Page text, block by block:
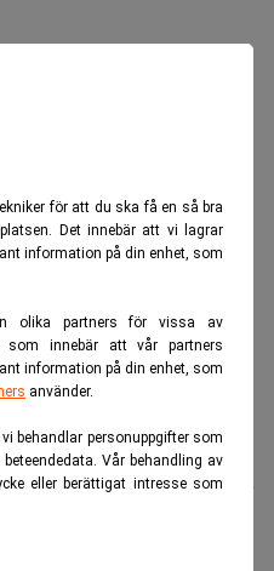
för att du ska få en så bra
Det innebär att vi lagrar
information på din enhet, som
olika partners för vissa av
innebär att vår partners
information på din enhet, som
använder.
behandlar personuppgifter som
Vår behandling av
eller berättigat intresse som
största kapitalförvaltare
en underwriting licens.
placeringsmöjligheter.
andra private equity firmor
Financial Times under
inte har några planer på
med exempelvis